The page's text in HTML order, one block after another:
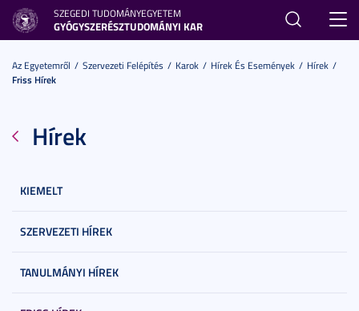
SZEGEDI TUDOMÁNYEGYETEM
GYÓGYSZERÉSZTUDOMÁNYI KAR
Az Egyetemről Szervezeti Felépítés Karok Hírek És Események
Hírek
Friss Hírek
Hírek
KIEMELT
SZERVEZETI HÍREK
TANULMÁNYI HÍREK